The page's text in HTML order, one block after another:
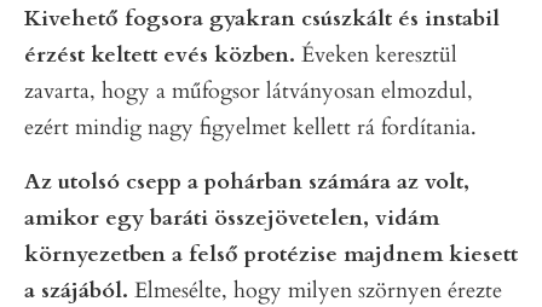
Kivehető fogsora gyakran csúszkált és instabil
érzést keltett evés közben. Éveken keresztül
zavarta, hogy a műfogsor látványosan elmozdul,
ezért mindig nagy figyelmet kellett rá fordítania.
Az utolsó csepp a pohárban számára az volt,
amikor egy baráti összejövetelen, vidám
környezetben a felső protézise majdnem kiesett
a szájából. Elmesélte, hogy milyen szörnyen érezte